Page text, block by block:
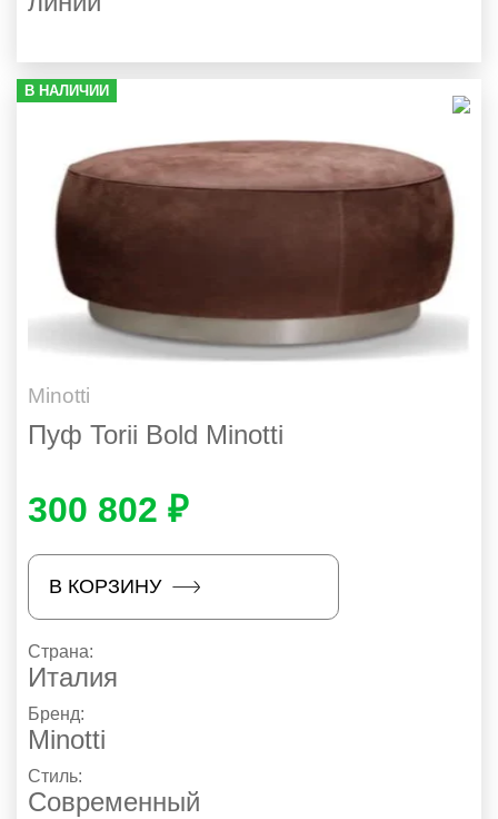
В НАЛИЧИИ
Minotti
Пуф Torii Bold Minotti
300 802 ₽
В КОРЗИНУ
Страна:
Италия
Бренд:
Minotti
Стиль:
Современный